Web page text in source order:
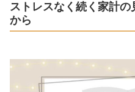
ストレスなく続く家計の
から